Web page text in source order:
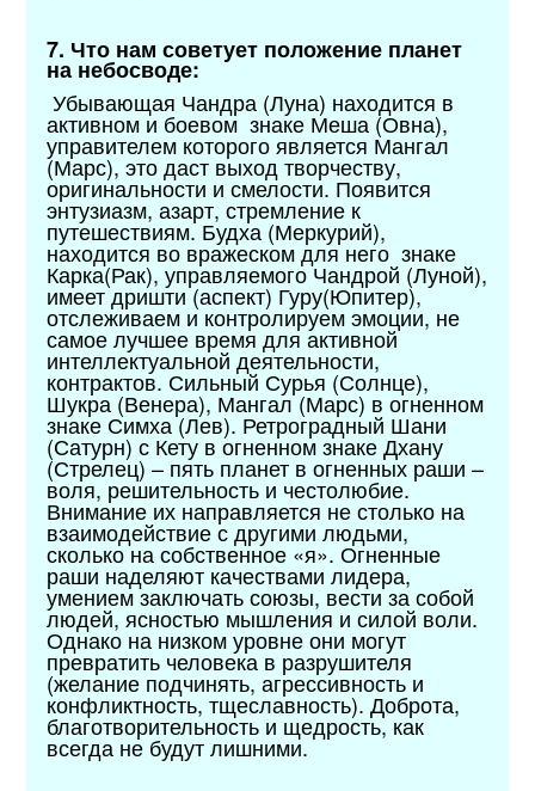
7. Что нам советует положение планет
на небосводе:
Убывающая Чандра (Луна) находится в
активном и боевом знаке Меша (Овна),
управителем которого является Мангал
(Марс), это даст выход творчеству,
оригинальности и смелости. Появится
энтузиазм, азарт, стремление к
путешествиям. Будха (Меркурий),
находится во вражеском для него знаке
Карка(Рак), управляемого Чандрой (Луной),
имеет дришти (аспект) Гуру(Юпитер),
отслеживаем и контролируем эмоции, не
самое лучшее время для активной
интеллектуальной деятельности,
контрактов. Сильный Сурья (Солнце),
Шукра (Венера), Мангал (Марс) в огненном
знаке Симха (Лев). Ретроградный Шани
(Сатурн) с Кету в огненном знаке Дхану
(Стрелец) – пять планет в огненных раши –
воля, решительность и честолюбие.
Внимание их направляется не столько на
взаимодействие с другими людьми,
сколько на собственное «я». Огненные
раши наделяют качествами лидера,
умением заключать союзы, вести за собой
людей, ясностью мышления и силой воли.
Однако на низком уровне они могут
превратить человека в разрушителя
(желание подчинять, агрессивность и
конфликтность, тщеславность). Доброта,
благотворительность и щедрость, как
всегда не будут лишними.